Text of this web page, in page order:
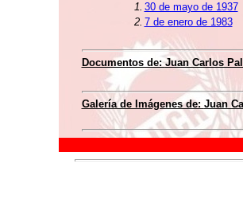
1. 30 de mayo de 1937
2. 7 de enero de 1983
Documentos de:Juan Carlos
Galería de Imágenes de: Juan